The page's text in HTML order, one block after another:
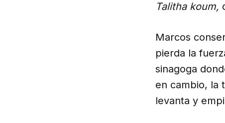
Talitha koum,
Marcos
pierda la
sinagoga
en cambio, la
levanta y